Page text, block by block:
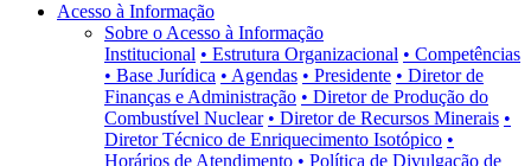
Acesso à Informação
Sobre o Acesso à Informação
Institucional • Estrutura Organizacional • Competências
• Base Jurídica • Agendas • Presidente • Diretor de
Finanças e Administração • Diretor de Produção do
Combustível Nuclear • Diretor de Recursos Minerais •
Diretor Técnico de Enriquecimento Isotópico •
Horários de Atendimento • Política de Divulgação de